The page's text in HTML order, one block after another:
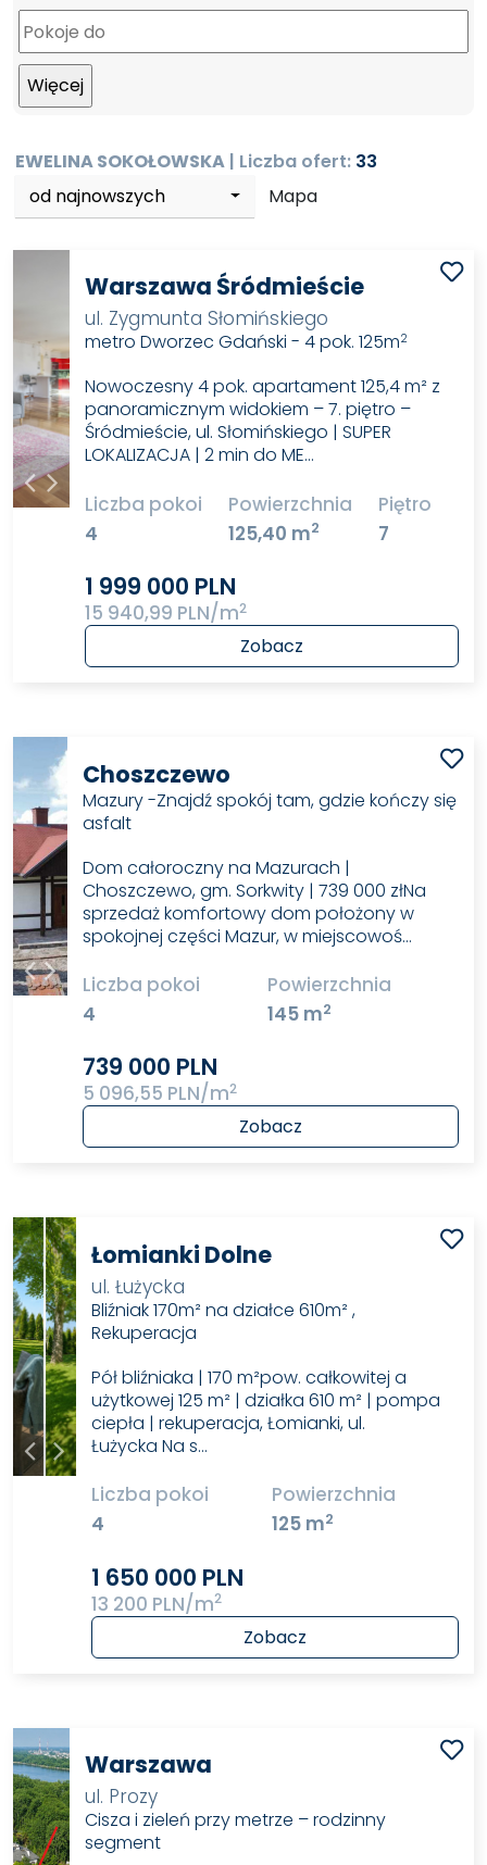
EWELINA SOKOŁOWSKA | Liczba ofert: 33
od najnowszych
Mapa
Warszawa Śródmieście
ul. Zygmunta Słomińskiego
metro Dworzec Gdański - 4 pok. 125m2
Nowoczesny 4 pok. apartament 125,4 m² z
panoramicznym widokiem – 7. piętro –
Śródmieście, ul. Słomińskiego | SUPER
LOKALIZACJA | 2 min do ME…
Liczba pokoi
4
Powierzchnia
125,40 m2
Piętro
7
1 999 000 PLN
15 940,99 PLN/m2
Zobacz
Choszczewo
Mazury -Znajdź spokój tam, gdzie kończy się
asfalt
Dom całoroczny na Mazurach |
Choszczewo, gm. Sorkwity | 739 000 złNa
sprzedaż komfortowy dom położony w
spokojnej części Mazur, w miejscowoś…
Liczba pokoi
4
Powierzchnia
145 m2
739 000 PLN
5 096,55 PLN/m2
Zobacz
Łomianki Dolne
ul. Łużycka
Bliźniak 170m² na działce 610m² ,
Rekuperacja
Pół bliźniaka | 170 m²pow. całkowitej a
użytkowej 125 m² | działka 610 m² | pompa
ciepła | rekuperacja, Łomianki, ul.
Łużycka Na s…
Liczba pokoi
4
Powierzchnia
125 m2
1 650 000 PLN
13 200 PLN/m2
Zobacz
Warszawa
ul. Prozy
Cisza i zieleń przy metrze – rodzinny
segment